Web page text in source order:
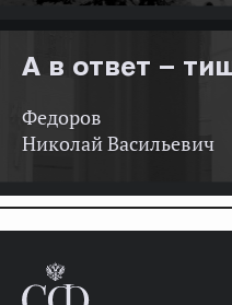
А в ответ –
Федоров
Николай Васильевич